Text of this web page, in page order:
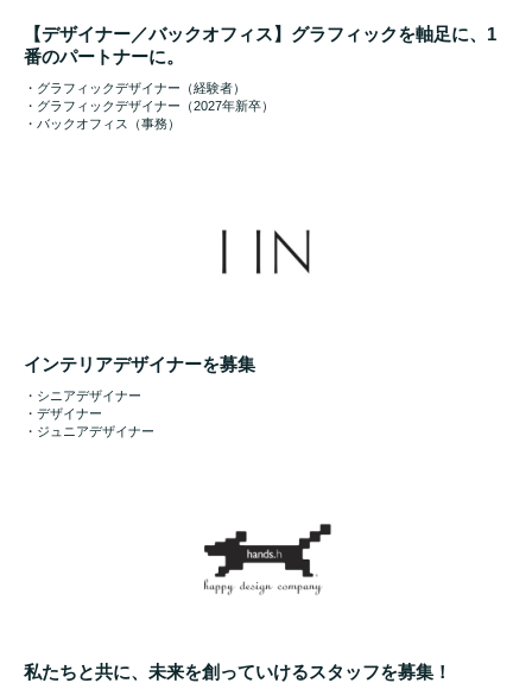
【デザイナー／バックオフィス】グラフィックを軸足に、1
番のパートナーに。
・グラフィックデザイナー（経験者）
・グラフィックデザイナー（2027年新卒）
・バックオフィス（事務）
インテリアデザイナーを募集
・シニアデザイナー
・デザイナー
・ジュニアデザイナー
私たちと共に、未来を創っていけるスタッフを募集！